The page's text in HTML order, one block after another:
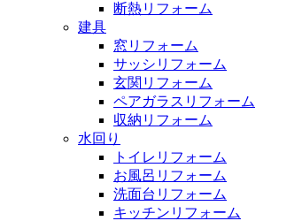
断熱リフォーム
建具
窓リフォーム
サッシリフォーム
玄関リフォーム
ペアガラスリフォーム
収納リフォーム
水回り
トイレリフォーム
お風呂リフォーム
洗面台リフォーム
キッチンリフォーム